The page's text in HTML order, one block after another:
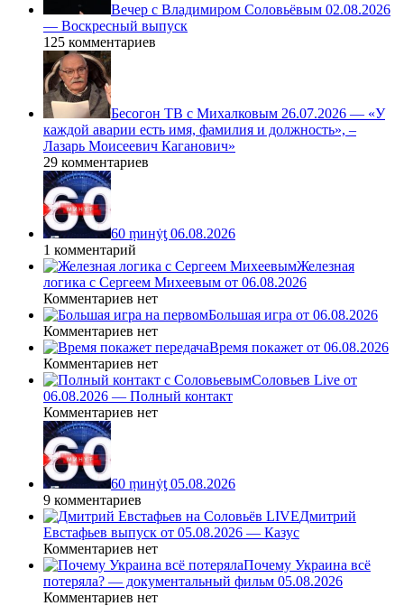
Вечер с Владимиром Соловьёвым 02.08.2026
— Воскресный выпуск
125 комментариев
Бесогон ТВ с Михалковым 26.07.2026 — «У
каждой аварии есть имя, фамилия и должность», –
Лазарь Моисеевич Каганович»
29 комментариев
60 ṃинẏƫ 06.08.2026
1 комментарий
Железная
логика с Сергеем Михеевым от 06.08.2026
Комментариев нет
Большая игра от 06.08.2026
Комментариев нет
Время покажет от 06.08.2026
Комментариев нет
Соловьев Live от
06.08.2026 — Полный контакт
Комментариев нет
60 ṃинẏƫ 05.08.2026
9 комментариев
Дмитрий
Евстафьев выпуск от 05.08.2026 — Казус
Комментариев нет
Почему Украина всё
потеряла? — документальный фильм 05.08.2026
Комментариев нет